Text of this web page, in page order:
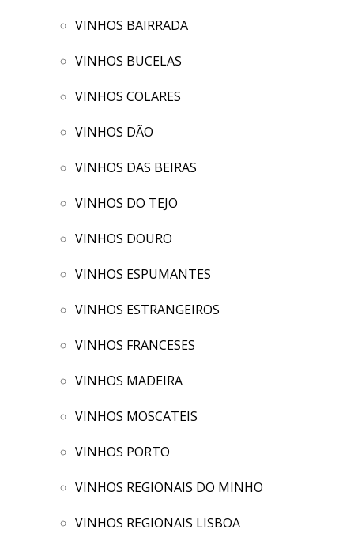
VINHOS BAIRRADA
VINHOS BUCELAS
VINHOS COLARES
VINHOS DÃO
VINHOS DAS BEIRAS
VINHOS DO TEJO
VINHOS DOURO
VINHOS ESPUMANTES
VINHOS ESTRANGEIROS
VINHOS FRANCESES
VINHOS MADEIRA
VINHOS MOSCATEIS
VINHOS PORTO
VINHOS REGIONAIS DO MINHO
VINHOS REGIONAIS LISBOA